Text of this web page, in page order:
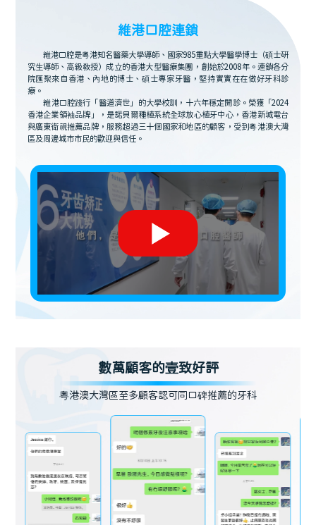
維港口腔連鎖
維港口腔是粵港知名醫藥大學導師、國家985重點大學醫學博士（碩士研
究生導師、高級教授）成立的香港大型醫療集團，創始於2008年。連鎖各分
院匯聚來自香港、內地的博士、碩士專家牙醫，堅持實實在在做好牙科診
療。
維港口腔踐行「醫道濟世」的大學校訓，十六年穩定開診。榮獲「2024
香港企業領袖品牌」，是諾貝爾種植系統全球放心植牙中心，香港新城電台
與廣東衛視推薦品牌，服務超過三十個國家和地區的顧客，受到粵港澳大灣
區及周邊城市市民的歡迎與信任。
數萬顧客的壹致好評
粵港澳大灣區至多顧客認可同口碑推薦的牙科